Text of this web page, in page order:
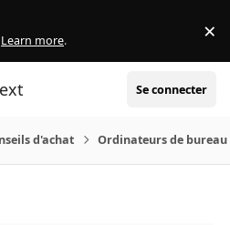
Learn more. ×
Se connecter
d'achat Ordinateurs de bureau